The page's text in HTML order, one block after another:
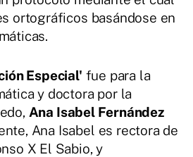
ortográficos basándose en
Especial' fue para la
y doctora por la
Ana Isabel Fernández
Ana Isabel es rectora de
X El Sabio, y